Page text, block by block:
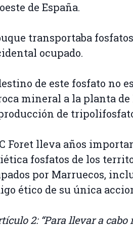
de España.
transportaba
ocupado.
de este fosfato no
mineral a la planta
de
Foret lleva años
fosfatos de los
por Marruecos,
ético de su única
2: “Para llevar a